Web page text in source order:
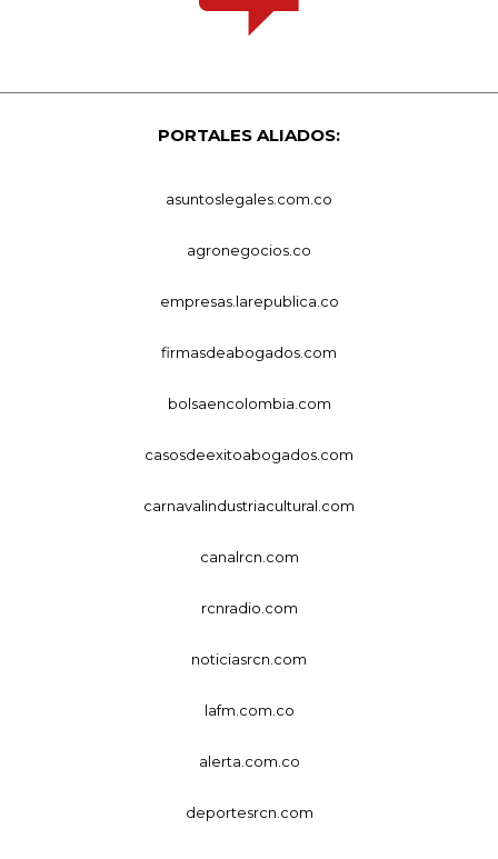
PORTALES ALIADOS:
asuntoslegales.com.co
agronegocios.co
empresas.larepublica.co
firmasdeabogados.com
bolsaencolombia.com
casosdeexitoabogados.com
carnavalindustriacultural.com
canalrcn.com
rcnradio.com
noticiasrcn.com
lafm.com.co
alerta.com.co
deportesrcn.com